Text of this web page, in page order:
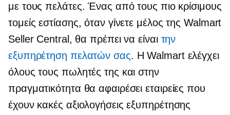
με τους πελάτες. Ένας από τους πιο κρίσιμους
τομείς εστίασης, όταν γίνετε μέλος της Walmart
Seller Central, θα πρέπει να είναι την
εξυπηρέτηση πελατών σας. Η Walmart ελέγχει
όλους τους πωλητές της και στην
πραγματικότητα θα αφαιρέσει εταιρείες που
έχουν κακές αξιολογήσεις εξυπηρέτησης